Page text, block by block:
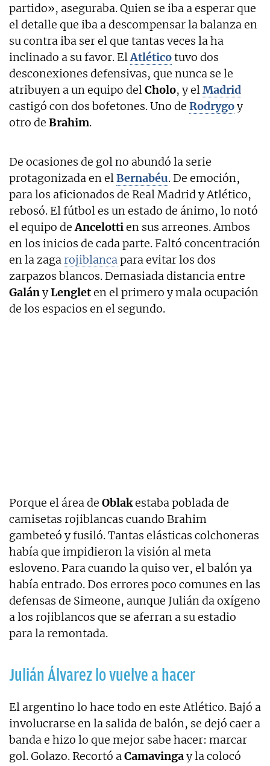
partido», aseguraba. Quien se iba a esperar que
el detalle que iba a descompensar la balanza en
su contra iba ser el que tantas veces la ha
inclinado a su favor. ElAtléticotuvo dos
desconexiones defensivas, que nunca se le
atribuyen a un equipo delCholo, y elMadrid
castigó con dos bofetones. Uno de Rodrygoy
otro de Brahim.
De ocasiones de gol no abundó la serie
protagonizada en elBernabéu. De emoción,
para los aficionados de Real Madrid y Atlético,
rebosó. El fútbol es un estado de ánimo, lo notó
el equipo deAncelottien sus arreones. Ambos
en los inicios de cada parte. Faltó concentración
en la zaga rojiblancapara evitar los dos
zarpazos blancos. Demasiada distancia entre
GalányLengleten el primero y mala ocupación
de los espacios en el segundo.
Porque el área de Oblakestaba poblada de
camisetas rojiblancas cuando Brahim
gambeteó y fusiló. Tantas elásticas colchoneras
había que impidieron la visión al meta
esloveno. Para cuando la quiso ver, el balón ya
había entrado. Dos errores poco comunes en las
defensas de Simeone, aunque Julián da oxígeno
a los rojiblancos que se aferran a su estadio
para la remontada.
Julián Álvarez lo vuelve a hacer
El argentino lo hace todo en este Atlético. Bajó a
involucrarse en la salida de balón, se dejó caer a
banda e hizo lo que mejor sabe hacer: marcar
gol. Golazo. Recortó aCamavingay la colocó